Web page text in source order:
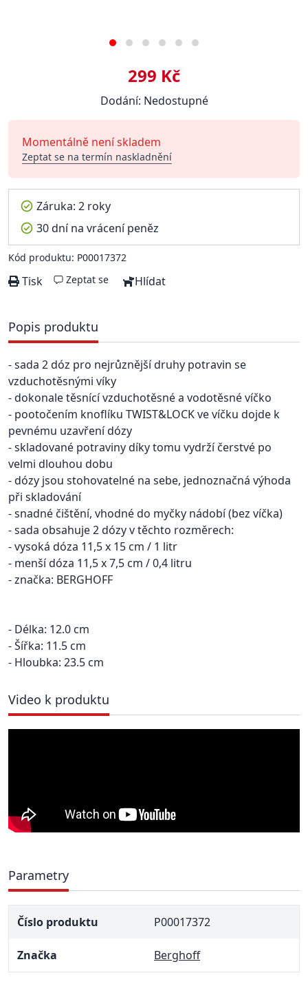
299 Kč
Dodání: Nedostupné
Momentálně není skladem
Zeptat se na termín naskladnění
Záruka: 2 roky
30 dní na vrácení peněz
Kód produktu: P00017372
Tisk Zeptat se Hlídat
Popis produktu
- sada 2 dóz pro nejrůznější druhy potravin se
vzduchotěsnými víky
- dokonale těsnící vzduchotěsné a vodotěsné víčko
- pootočením knoflíku TWIST&LOCK ve víčku dojde k
pevnému uzavření dózy
- skladované potraviny díky tomu vydrží čerstvé po
velmi dlouhou dobu
- dózy jsou stohovatelné na sebe, jednoznačná výhoda
při skladování
- snadné čištění, vhodné do myčky nádobí (bez víčka)
- sada obsahuje 2 dózy v těchto rozměrech:
- vysoká dóza 11,5 x 15 cm / 1 litr
- menší dóza 11,5 x 7,5 cm / 0,4 litru
- značka: BERGHOFF
- Délka: 12.0 cm
- Šířka: 11.5 cm
- Hloubka: 23.5 cm
Video k produktu
Parametry
Číslo produktu P00017372
Značka Berghoff